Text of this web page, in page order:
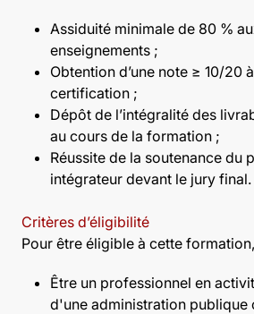
Assiduité minimale de 80 %
enseignements ;
Obtention d’une note ≥ 10/20
certification ;
Dépôt de l’intégralité des
au cours de la formation ;
Réussite de la soutenance du
intégrateur devant le jury final.
Critères d’éligibilité
Pour être éligible à cette
Être un professionnel en
d'une administration publique